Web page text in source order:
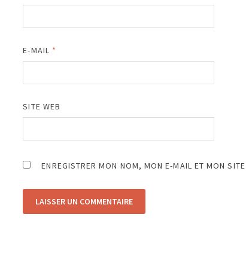
E-MAIL *
SITE WEB
ENREGISTRER MON NOM, MON E-MAIL ET MON